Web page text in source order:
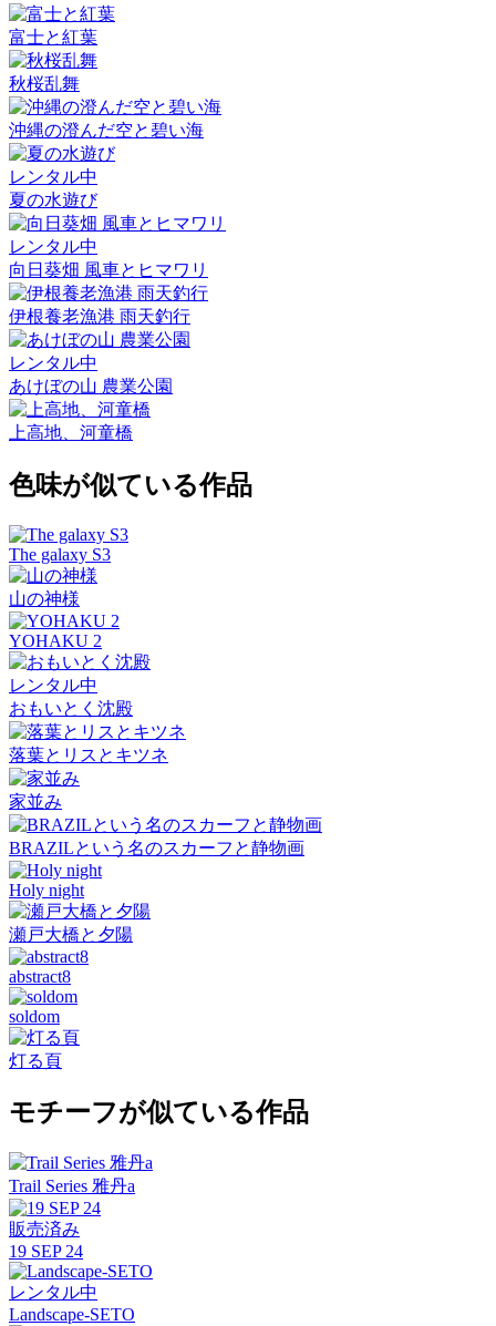
富士と紅葉
秋桜乱舞
沖縄の澄んだ空と碧い海
レンタル中
夏の水遊び
レンタル中
向日葵畑 風車とヒマワリ
伊根養老漁港 雨天釣行
レンタル中
あけぼの山 農業公園
上高地、河童橋
色味が似ている作品
The galaxy S3
山の神様
YOHAKU 2
レンタル中
おもいとく沈殿
落葉とリスとキツネ
家並み
BRAZILという名のスカーフと静物画
Holy night
瀬戸大橋と夕陽
abstract8
soldom
灯る頁
モチーフが似ている作品
Trail Series 雅丹a
販売済み
19 SEP 24
レンタル中
Landscape-SETO